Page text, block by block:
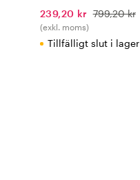
239,20 kr 799,20 kr
(exkl. moms)
Tillfälligt slut i lager